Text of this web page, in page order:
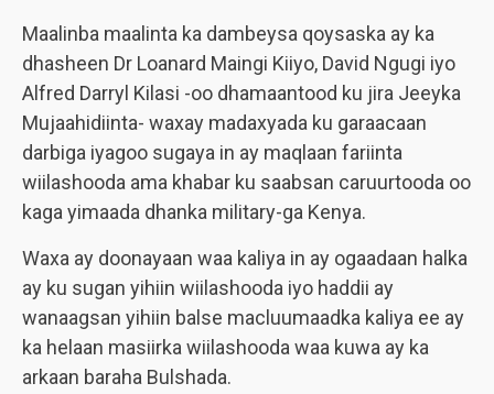
Maalinba maalinta ka dambeysa qoysaska ay ka
dhasheen Dr Loanard Maingi Kiiyo, David Ngugi iyo
Alfred Darryl Kilasi -oo dhamaantood ku jira Jeeyka
Mujaahidiinta- waxay madaxyada ku garaacaan
darbiga iyagoo sugaya in ay maqlaan fariinta
wiilashooda ama khabar ku saabsan caruurtooda oo
kaga yimaada dhanka military-ga Kenya.
Waxa ay doonayaan waa kaliya in ay ogaadaan halka
ay ku sugan yihiin wiilashooda iyo haddii ay
wanaagsan yihiin balse macluumaadka kaliya ee ay
ka helaan masiirka wiilashooda waa kuwa ay ka
arkaan baraha Bulshada.